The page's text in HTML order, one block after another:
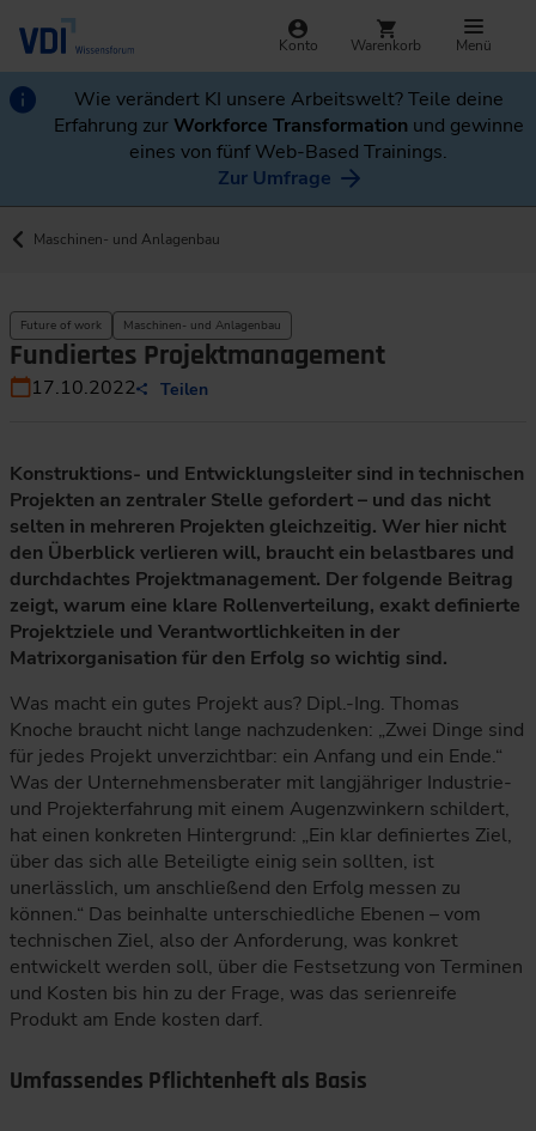
Konto Warenkorb Menü
Wie verändert KI unsere Arbeitswelt? Teile deine
Erfahrung zurWorkforce Transformation und gewinne
eines von fünf Web-Based Trainings.
Zur Umfrage
Maschinen- und Anlagenbau
Future of work Maschinen- und Anlagenbau
Fundiertes Projektmanagement
17.10.2022 Teilen
Konstruktions- und Entwicklungsleiter sind in technischen
Projekten an zentraler Stelle gefordert – und das nicht
selten in mehreren Projekten gleichzeitig. Wer hier nicht
den Überblick verlieren will, braucht ein belastbares und
durchdachtes Projektmanagement. Der folgende Beitrag
zeigt, warum eine klare Rollenverteilung, exakt definierte
Projektziele und Verantwortlichkeiten in der
Matrixorganisation für den Erfolg so wichtig sind.
Was macht ein gutes Projekt aus? Dipl.-Ing. Thomas
Knoche braucht nicht lange nachzudenken: „Zwei Dinge sind
für jedes Projekt unverzichtbar: ein Anfang und ein Ende.“
Was der Unternehmensberater mit langjähriger Industrie-
und Projekterfahrung mit einem Augenzwinkern schildert,
hat einen konkreten Hintergrund: „Ein klar definiertes Ziel,
über das sich alle Beteiligte einig sein sollten, ist
unerlässlich, um anschließend den Erfolg messen zu
können.“ Das beinhalte unterschiedliche Ebenen – vom
technischen Ziel, also der Anforderung, was konkret
entwickelt werden soll, über die Festsetzung von Terminen
und Kosten bis hin zu der Frage, was das serienreife
Produkt am Ende kosten darf.
Umfassendes Pflichtenheft als Basis